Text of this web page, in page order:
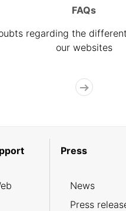
FAQs
regarding the
our websites
Press
News
Press